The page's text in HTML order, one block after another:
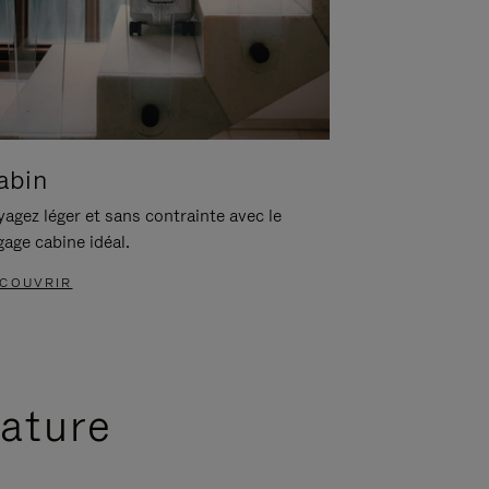
léger et sans contrainte avec le
cabine idéal.